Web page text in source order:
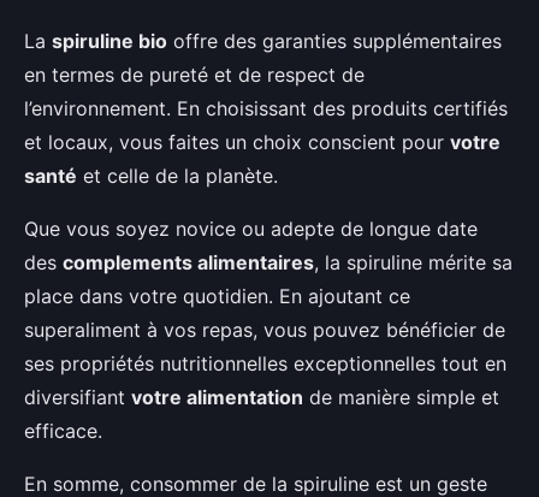
La spiruline bio offre des garanties supplémentaires
en termes de pureté et de respect de
l’environnement. En choisissant des produits certifiés
et locaux, vous faites un choix conscient pour votre
santé et celle de la planète.
Que vous soyez novice ou adepte de longue date
des complements alimentaires, la spiruline mérite sa
place dans votre quotidien. En ajoutant ce
superaliment à vos repas, vous pouvez bénéficier de
ses propriétés nutritionnelles exceptionnelles tout en
diversifiant votre alimentation de manière simple et
efficace.
En somme, consommer de la spiruline est un geste